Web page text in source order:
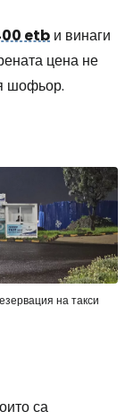
etb и винаги
цена не
шофьор.
на такси
са